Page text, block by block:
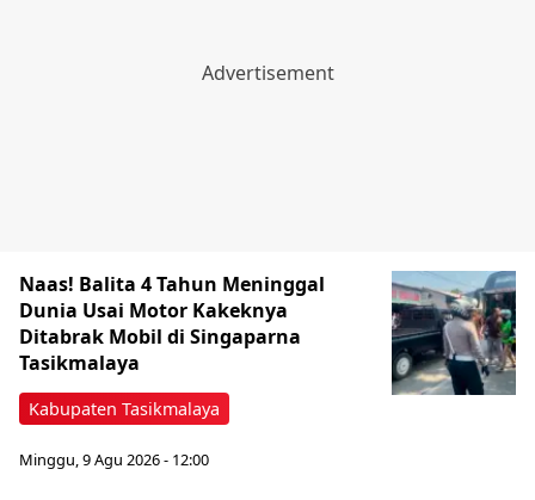
Kabupaten Tasikmalaya
Naas! Balita 4 Tahun Meninggal
Dunia Usai Motor Kakeknya
Ditabrak Mobil di Singaparna
Tasikmalaya
Minggu, 9 Agu 2026 - 12:00